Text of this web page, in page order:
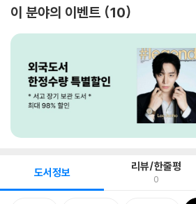
이 분야의 이벤트 10
도서정보 리뷰/한줄평
0